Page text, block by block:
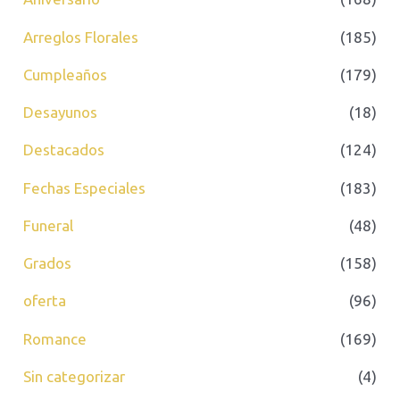
Arreglos Florales (185)
Cumpleaños (179)
Desayunos (18)
Destacados (124)
Fechas Especiales (183)
Funeral (48)
Grados (158)
oferta (96)
Romance (169)
Sin categorizar (4)